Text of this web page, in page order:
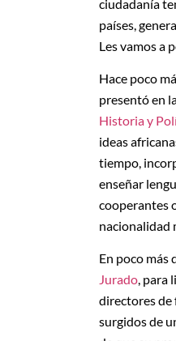
ciudadanía
países,
Les vamos a
Hace poco
presentó en
Historia y
ideas
tiempo,
enseñar
cooperantes
nacionalidad
En poco más
Jurado, para
directores de
surgidos de